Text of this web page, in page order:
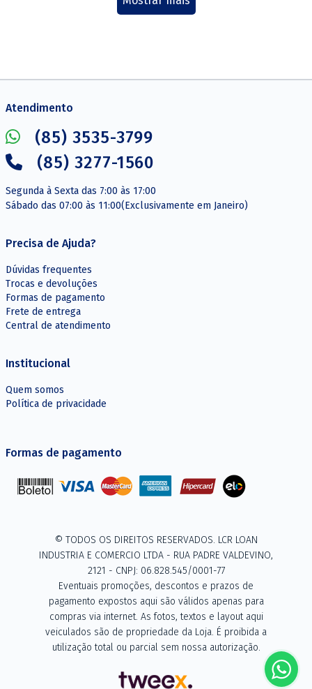
Atendimento
(85) 3535-3799
(85) 3277-1560
Segunda à Sexta das 7:00 às 17:00
Sábado das 07:00 às 11:00(Exclusivamente em Janeiro)
Precisa de Ajuda?
Dúvidas frequentes
Trocas e devoluções
Formas de pagamento
Frete de entrega
Central de atendimento
Institucional
Quem somos
Política de privacidade
Formas de pagamento
© TODOS OS DIREITOS RESERVADOS. LCR LOAN
INDUSTRIA E COMERCIO LTDA - RUA PADRE VALDEVINO,
2121 - CNPJ: 06.828.545/0001-77
Eventuais promoções, descontos e prazos de
pagamento expostos aqui são válidos apenas para
compras via internet. As fotos, textos e layout aqui
veiculados são de propriedade da Loja. É proibida a
utilização total ou parcial sem nossa autorização.